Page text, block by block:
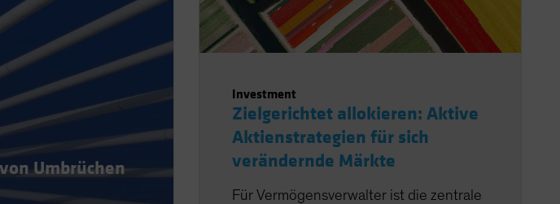
Umbrüchen
Investment
Zielgerichtet allokieren: Aktive
Aktienstrategien für sich
verändernde Märkte
Für Vermögensverwalter ist die zentrale